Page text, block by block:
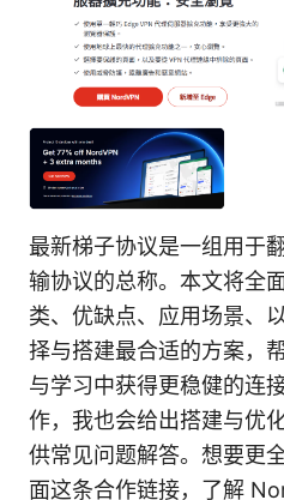
最新梯子协议是一组用于
输协议的总称。本文将全
类、优缺点、应用场景、
择与搭建最合适的方案，
与学习中获得更稳健的连
作，我也会给出搭建与优
供常见问题解答。想要更
面这条合作链接，了解